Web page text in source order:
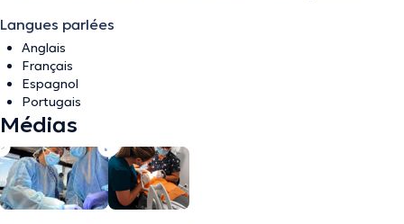
Langues parlées
Anglais
Français
Espagnol
Portugais
Médias